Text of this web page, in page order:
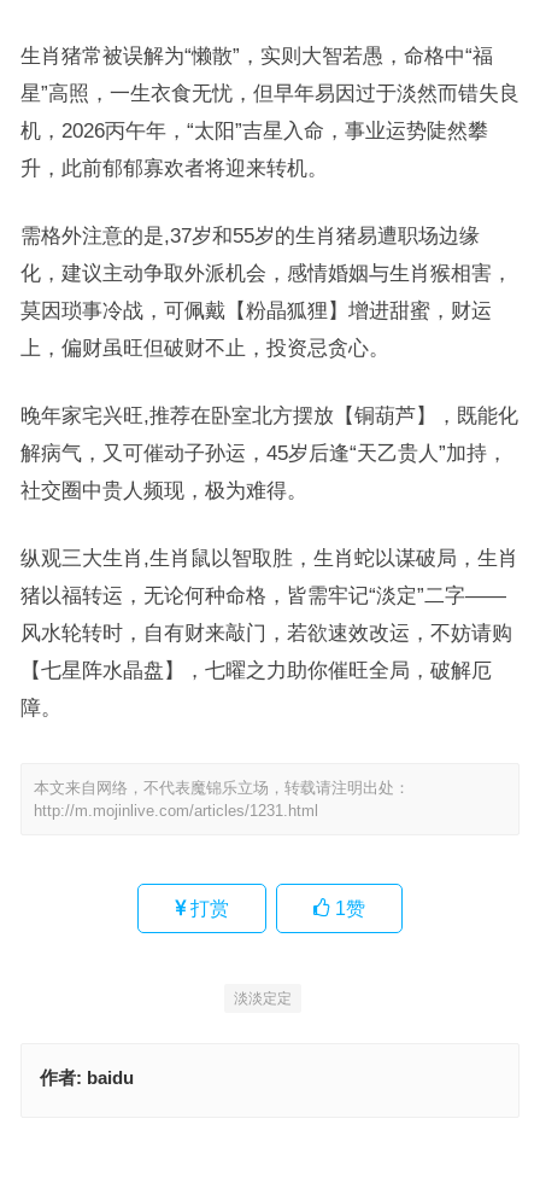
生肖猪常被误解为“懒散”，实则大智若愚，命格中“福
星”高照，一生衣食无忧，但早年易因过于淡然而错失良
机，2026丙午年，“太阳”吉星入命，事业运势陡然攀
升，此前郁郁寡欢者将迎来转机。
需格外注意的是,37岁和55岁的生肖猪易遭职场边缘
化，建议主动争取外派机会，感情婚姻与生肖猴相害，
莫因琐事冷战，可佩戴【粉晶狐狸】增进甜蜜，财运
上，偏财虽旺但破财不止，投资忌贪心。
晚年家宅兴旺,推荐在卧室北方摆放【铜葫芦】，既能化
解病气，又可催动子孙运，45岁后逢“天乙贵人”加持，
社交圈中贵人频现，极为难得。
纵观三大生肖,生肖鼠以智取胜，生肖蛇以谋破局，生肖
猪以福转运，无论何种命格，皆需牢记“淡定”二字——
风水轮转时，自有财来敲门，若欲速效改运，不妨请购
【七星阵水晶盘】，七曜之力助你催旺全局，破解厄
障。
本文来自网络，不代表魔锦乐立场，转载请注明出处：
http://m.mojinlive.com/articles/1231.html
打赏 1赞
淡淡定定
作者: baidu